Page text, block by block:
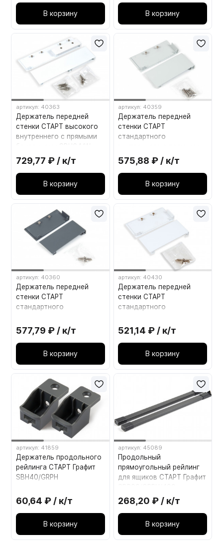
В корзину В корзину
артикул: 40363
Держатель передней
стенки СТАРТ высокого
внутреннего с прямыми
Белый
729,77 ₽ / к/т
В корзину
артикул: 40359
Держатель передней
стенки СТАРТ
стандартного
боковинами SBH63/GR
Серый
575,88 ₽ / к/т
В корзину
артикул: 40360
Держатель передней
стенки СТАРТ
стандартного
боковинами SBH63/GRPH
Графит
577,79 ₽ / к/т
В корзину
артикул: 40430
Держатель передней
стенки СТАРТ
стандартного
боковинами SBH63/W
Белый
521,14 ₽ / к/т
В корзину
артикул: 41859
Держатель продольного
рейлинга СТАРТ Графит
SBH40/GRPH
60,64 ₽ / к/т
В корзину
артикул: 45089
Продольный
прямоугольный рейлинг
для ящиков СТАРТ Графит
268,20 ₽ / к/т
В корзину